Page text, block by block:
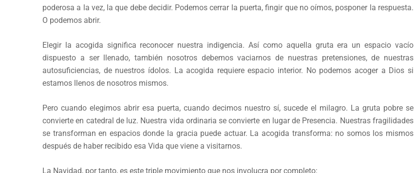
poderosa a la vez, la que debe decidir. Podemos cerrar la puerta, fingir que no oímos, posponer la respuesta.
O podemos abrir.
Elegir la acogida significa reconocer nuestra indigencia. Así como aquella gruta era un espacio vacío
dispuesto a ser llenado, también nosotros debemos vaciarnos de nuestras pretensiones, de nuestras
autosuficiencias, de nuestros ídolos. La acogida requiere espacio interior. No podemos acoger a Dios si
estamos llenos de nosotros mismos.
Pero cuando elegimos abrir esa puerta, cuando decimos nuestro sí, sucede el milagro. La gruta pobre se
convierte en catedral de luz. Nuestra vida ordinaria se convierte en lugar de Presencia. Nuestras fragilidades
se transforman en espacios donde la gracia puede actuar. La acogida transforma: no somos los mismos
después de haber recibido esa Vida que viene a visitarnos.
La Navidad, por tanto, es este triple movimiento que nos involucra por completo: